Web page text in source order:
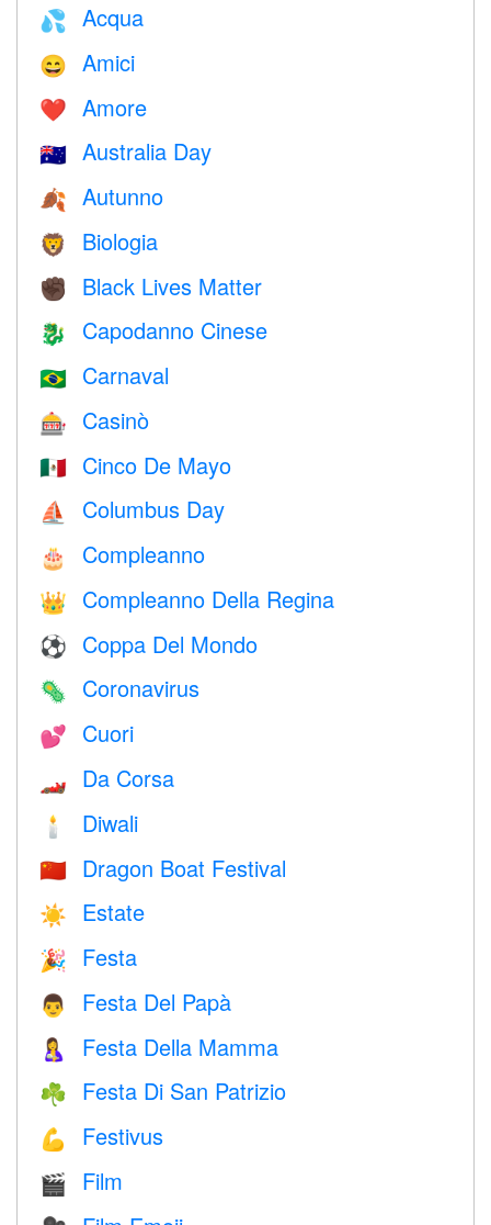
💦 Acqua
😄 Amici
❤️️ Amore
🇦🇺 Australia Day
🍂 Autunno
🦁 Biologia
✊🏿 Black Lives Matter
🐉 Capodanno Cinese
🇧🇷 Carnaval
🎰 Casinò
🇲🇽 Cinco De Mayo
⛵️ Columbus Day
🎂 Compleanno
👑 Compleanno Della Regina
⚽ Coppa Del Mondo
🦠 Coronavirus
💕 Cuori
🏎 Da Corsa
🕯 Diwali
🇨🇳 Dragon Boat Festival
☀️ Estate
🎉 Festa
👨 Festa Del Papà
🤱 Festa Della Mamma
☘️ Festa Di San Patrizio
💪 Festivus
🎬 Film